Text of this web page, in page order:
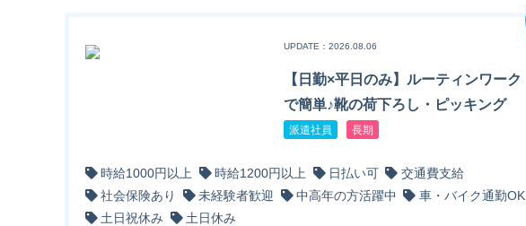
UPDATE：2026.08.06
【日勤×平日のみ】ルーティンワーク
で簡単♪靴の荷下ろし・ピッキング
派遣社員 長期
時給1000円以上 時給1200円以上 日払い可
交通費支給
社会保険あり
未経験者歓迎 中高年の方活躍中
車・バイク通勤OK
土日祝休み
土日休み